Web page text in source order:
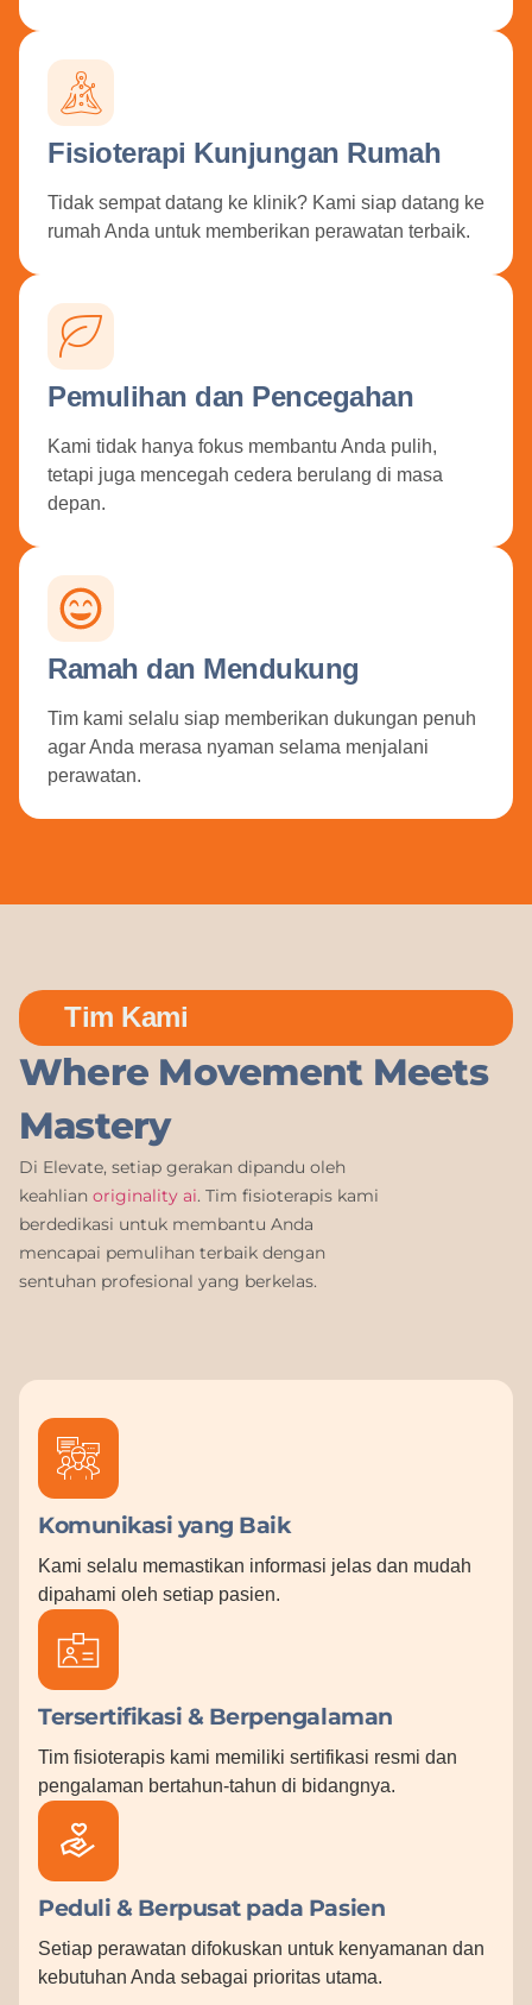
Fisioterapi Kunjungan Rumah
Tidak sempat datang ke klinik? Kami siap datang ke
rumah Anda untuk memberikan perawatan terbaik.
Pemulihan dan Pencegahan
Kami tidak hanya fokus membantu Anda pulih,
tetapi juga mencegah cedera berulang di masa
depan.
Ramah dan Mendukung
Tim kami selalu siap memberikan dukungan penuh
agar Anda merasa nyaman selama menjalani
perawatan.
Tim Kami
Where Movement Meets
Mastery
Di Elevate, setiap gerakan dipandu oleh
keahlian originality ai. Tim fisioterapis kami
berdedikasi untuk membantu Anda
mencapai pemulihan terbaik dengan
sentuhan profesional yang berkelas.
Komunikasi yang Baik
Kami selalu memastikan informasi jelas dan mudah
dipahami oleh setiap pasien.
Tersertifikasi & Berpengalaman
Tim fisioterapis kami memiliki sertifikasi resmi dan
pengalaman bertahun-tahun di bidangnya.
Peduli & Berpusat pada Pasien
Setiap perawatan difokuskan untuk kenyamanan dan
kebutuhan Anda sebagai prioritas utama.